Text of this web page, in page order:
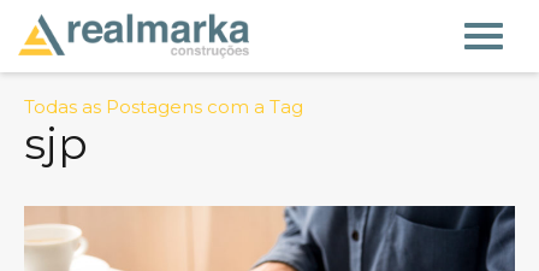
Todas as Postagens com a Tag
sjp